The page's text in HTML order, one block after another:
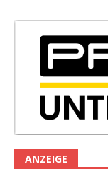
ANZEIGE